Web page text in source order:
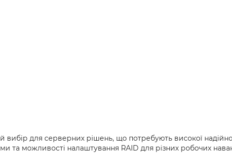
вибір для серверних рішень, що потребують високої
та можливості налаштування RAID для різних робочих